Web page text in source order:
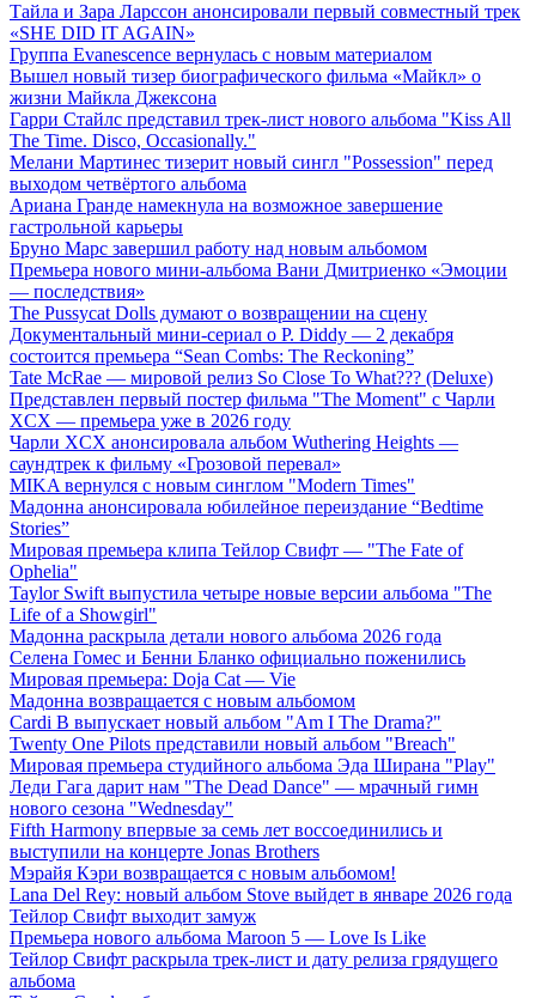
Тайла и Зара Ларссон анонсировали первый совместный трек
«SHE DID IT AGAIN»
Группа Evanescence вернулась с новым материалом
Вышел новый тизер биографического фильма «Майкл» о
жизни Майкла Джексона
Гарри Стайлс представил трек-лист нового альбома "Kiss All
The Time. Disco, Occasionally."
Мелани Мартинес тизерит новый сингл "Possession" перед
выходом четвёртого альбома
Ариана Гранде намекнула на возможное завершение
гастрольной карьеры
Бруно Марс завершил работу над новым альбомом
Премьера нового мини-альбома Вани Дмитриенко «Эмоции
— последствия»
The Pussycat Dolls думают о возвращении на сцену
Документальный мини-сериал о P. Diddy — 2 декабря
состоится премьера “Sean Combs: The Reckoning”
Tate McRae — мировой релиз So Close To What??? (Deluxe)
Представлен первый постер фильма "The Moment" с Чарли
XCX — премьера уже в 2026 году
Чарли XCX анонсировала альбом Wuthering Heights —
саундтрек к фильму «Грозовой перевал»
MIKA вернулся с новым синглом "Modern Times"
Мадонна анонсировала юбилейное переиздание “Bedtime
Stories”
Мировая премьера клипа Тейлор Свифт — "The Fate of
Ophelia"
Taylor Swift выпустила четыре новые версии альбома "The
Life of a Showgirl"
Мадонна раскрыла детали нового альбома 2026 года
Селена Гомес и Бенни Бланко официально поженились
Мировая премьера: Doja Cat — Vie
Мадонна возвращается с новым альбомом
Cardi B выпускает новый альбом "Am I The Drama?"
Twenty One Pilots представили новый альбом "Breach"
Мировая премьера студийного альбома Эда Ширана "Play"
Леди Гага дарит нам "The Dead Dance" — мрачный гимн
нового сезона "Wednesday"
Fifth Harmony впервые за семь лет воссоединились и
выступили на концерте Jonas Brothers
Мэрайя Кэри возвращается с новым альбомом!
Lana Del Rey: новый альбом Stove выйдет в январе 2026 года
Тейлор Свифт выходит замуж
Премьера нового альбома Maroon 5 — Love Is Like
Тейлор Свифт раскрыла трек-лист и дату релиза грядущего
альбома